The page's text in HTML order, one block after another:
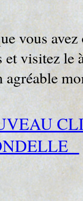
vous
et visitez le
agréable